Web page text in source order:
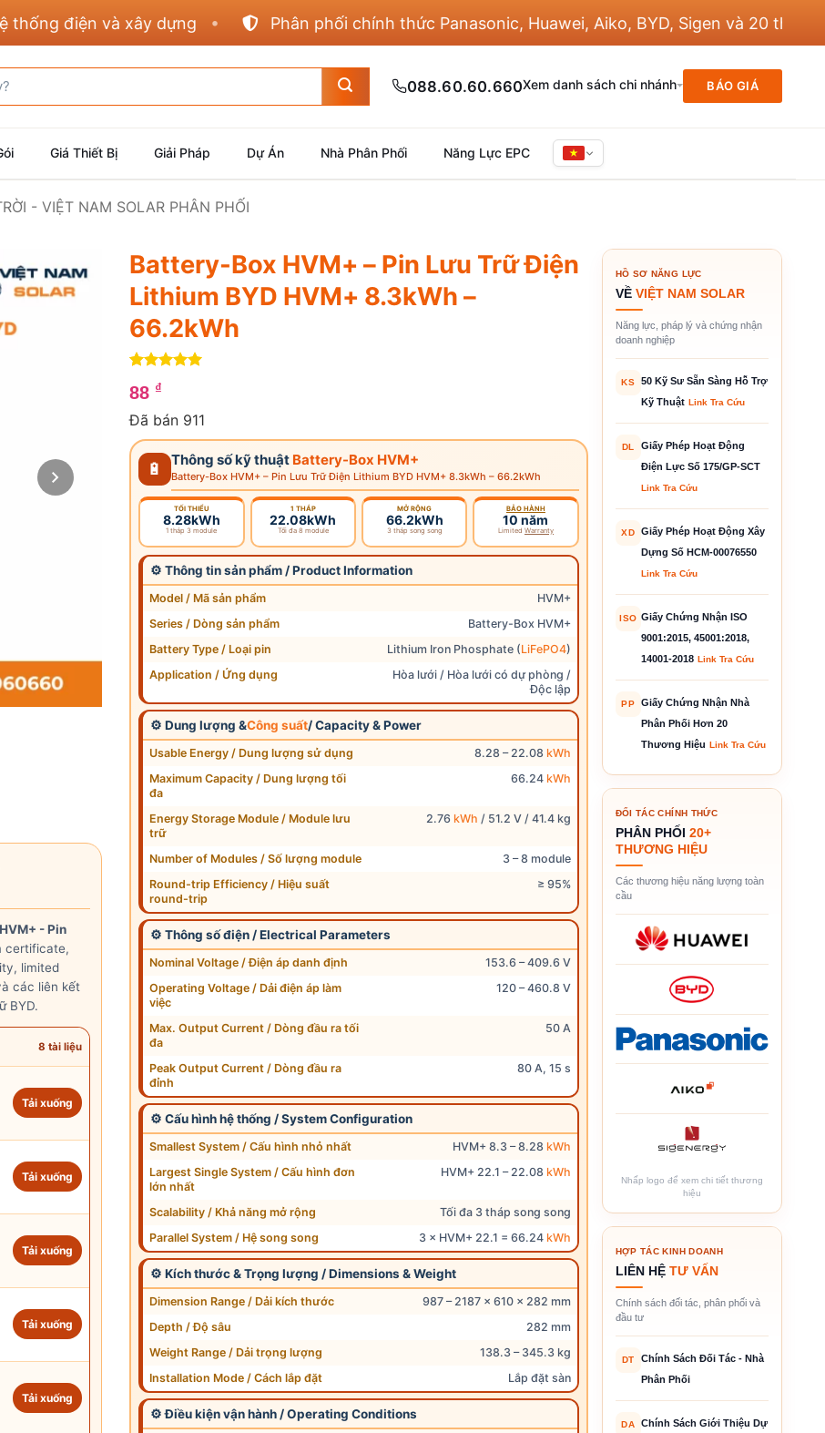
điện và xây dựng Phân phối chính thức Panasonic, Huawei, Aiko, BYD, Sigen và 20 thương hiệu
088.60.60.660Xem danh sách chi nhánh BÁO GIÁ
Giá Thiết Bị Giải Pháp Dự Án Nhà Phân Phối Năng Lực EPC
- VIỆT NAM SOLAR PHÂN PHỐI
- Pin
certificate,
limited
các liên kết
BYD.
8 tài liệu
Tải xuống
Tải xuống
Tải xuống
Tải xuống
Tải xuống
Battery-Box HVM+ – Pin Lưu Trữ Điện
Lithium BYD HVM+ 8.3kWh –
66.2kWh
trên 5
dựa trên
88 ₫
Đã bán 911
🔋 Thông số kỹ thuật Battery-Box HVM+
Battery-Box HVM+ – Pin Lưu Trữ Điện Lithium BYD HVM+ 8.3kWh – 66.2kWh
TỐI THIỂU
8.28kWh
1 tháp 3 module
1 THÁP
22.08kWh
Tối đa 8 module
MỞ RỘNG
66.2kWh
3 tháp song song
BẢO HÀNH
10 năm
Limited Warranty
⚙ Thông tin sản phẩm / Product Information
Model / Mã sản phẩm
HVM+
Series / Dòng sản phẩm
Battery-Box HVM+
Battery Type / Loại pin
Lithium Iron Phosphate (LiFePO4)
Application / Ứng dụng
Hòa lưới / Hòa lưới có dự phòng /
Độc lập
⚙ Dung lượng &Công suất/ Capacity & Power
Usable Energy / Dung lượng sử dụng 8.28 – 22.08 kWh
Maximum Capacity / Dung lượng tối
đa
66.24 kWh
Energy Storage Module / Module lưu
trữ
2.76 kWh / 51.2 V / 41.4 kg
Number of Modules / Số lượng module
3 – 8 module
Round-trip Efficiency / Hiệu suất
round-trip
≥ 95%
⚙ Thông số điện / Electrical Parameters
Nominal Voltage / Điện áp danh định
153.6 – 409.6 V
Operating Voltage / Dải điện áp làm
việc
120 – 460.8 V
Max. Output Current / Dòng đầu ra tối
đa
50 A
Peak Output Current / Dòng đầu ra
đỉnh
80 A, 15 s
⚙ Cấu hình hệ thống / System Configuration
Smallest System / Cấu hình nhỏ nhất HVM+ 8.3 – 8.28 kWh
Largest Single System / Cấu hình đơn
lớn nhất
HVM+ 22.1 – 22.08 kWh
Scalability / Khả năng mở rộng
Tối đa 3 tháp song song
Parallel System / Hệ song song
3 × HVM+ 22.1 = 66.24 kWh
⚙ Kích thước & Trọng lượng / Dimensions & Weight
Dimension Range / Dải kích thước
987 – 2187 × 610 × 282 mm
Depth / Độ sâu
282 mm
Weight Range / Dải trọng lượng
138.3 – 345.3 kg
Installation Mode / Cách lắp đặt
Lắp đặt sàn
⚙ Điều kiện vận hành / Operating Conditions
HỒ SƠ NĂNG LỰC
VỀ VIỆT NAM SOLAR
Năng lực, pháp lý và chứng nhận
doanh nghiệp
KS
50 Kỹ Sư Sẵn Sàng Hỗ Trợ
Kỹ Thuật Link Tra Cứu
DL
Giấy Phép Hoạt Động
Điện Lực Số 175/GP-SCT
Link Tra Cứu
XD
Giấy Phép Hoạt Động Xây
Dựng Số HCM-00076550
Link Tra Cứu
ISO Giấy Chứng Nhận ISO
9001:2015, 45001:2018,
14001-2018 Link Tra Cứu
PP
Giấy Chứng Nhận Nhà
Phân Phối Hơn 20
Thương Hiệu Link Tra Cứu
ĐỐI TÁC CHÍNH THỨC
PHÂN PHỐI 20+
THƯƠNG HIỆU
Các thương hiệu năng lượng toàn
cầu
Nhấp logo để xem chi tiết thương
hiệu
HỢP TÁC KINH DOANH
LIÊN HỆ TƯ VẤN
Chính sách đối tác, phân phối và
đầu tư
DT
Chính Sách Đối Tác - Nhà
Phân Phối
DA
Chính Sách Giới Thiệu Dự